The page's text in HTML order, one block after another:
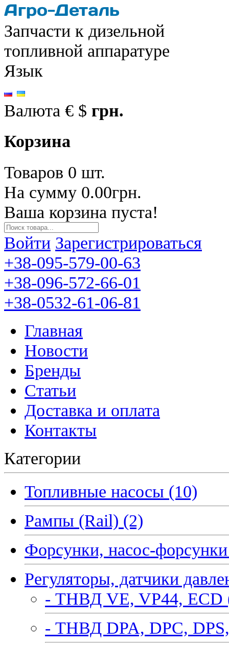
Запчасти к дизельной
топливной аппаратуре
Язык
Валюта € $ грн.
Корзина
Товаров 0 шт.
На сумму 0.00грн.
Ваша корзина пуста!
Войти Зарегистрироваться
+38-095-579-00-63
+38-096-572-66-01
+38-0532-61-06-81
Главная
Новости
Бренды
Статьи
Доставка и оплата
Контакты
Категории
Топливные насосы (10)
Рампы (Rail) (2)
Форсунки, насос-
Регуляторы, датчики
- ТНВД VE, VP44, ECD
- ТНВД DPA, DPC,